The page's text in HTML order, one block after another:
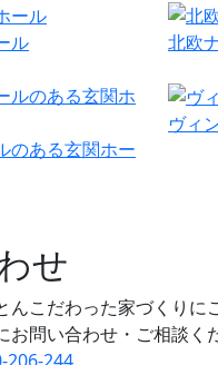
ル
北欧
のある玄関ホー
ヴィ
せ
んこだわった家づくりに
問い合わせ・ご相談く
206-244